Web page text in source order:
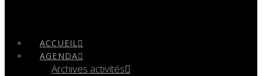
ACCUEIL
AGENDA
Archives activités